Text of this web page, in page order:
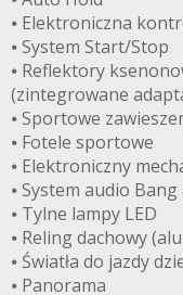
⦁ Elektroniczna
⦁ System Start/Stop
⦁ Reflektory
(zintegrowane
⦁ Sportowe
⦁ Fotele sportowe
⦁ Elektroniczny
⦁ System audio
⦁ Tylne lampy LED
⦁ Reling dachowy
⦁ Światła do jazdy
⦁ Panorama